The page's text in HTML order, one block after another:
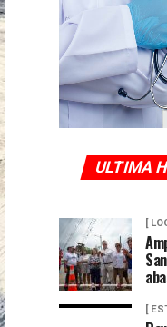
ULTIMA
[
[